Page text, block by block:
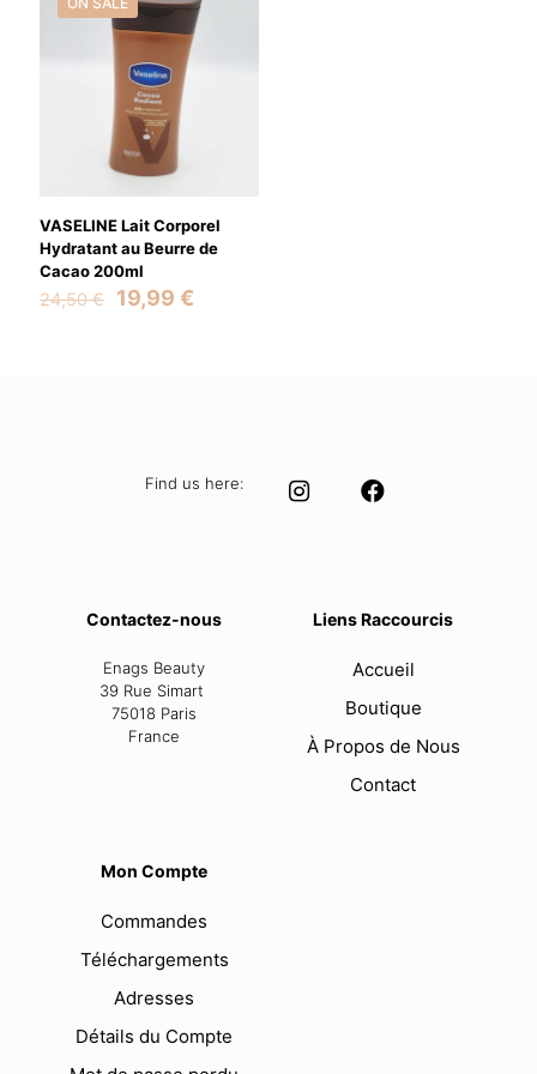
VASELINE Lait Corporel
Hydratant au Beurre de
Cacao 200ml
24,50€
Original
19,99 €
Find us here:
Contactez-nous
Enags Beauty
39 Rue Simart
75018 Paris
France
Liens Raccourcis
Accueil
Boutique
À Propos de Nous
Contact
Mon Compte
Commandes
Téléchargements
Adresses
Détails du Compte